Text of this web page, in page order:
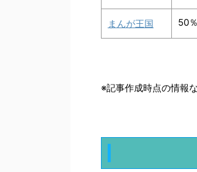
まんが王国 50
※記事作成時点の情報